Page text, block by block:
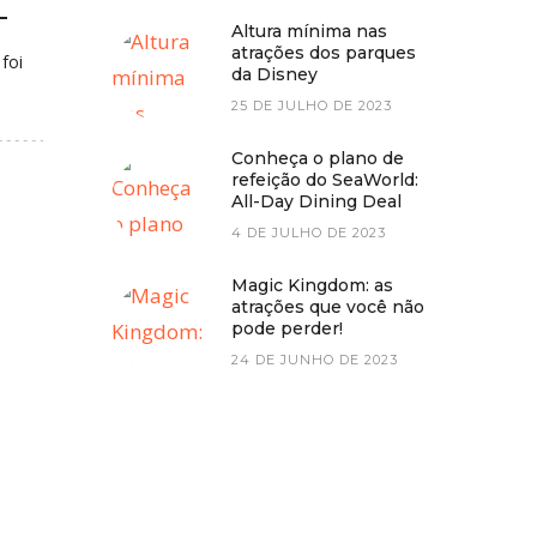
Altura mínima nas
atrações dos parques
da Disney
25 DE JULHO DE 2023
Conheça o plano de
refeição do SeaWorld:
All-Day Dining Deal
4 DE JULHO DE 2023
Magic Kingdom: as
atrações que você não
pode perder!
24 DE JUNHO DE 2023